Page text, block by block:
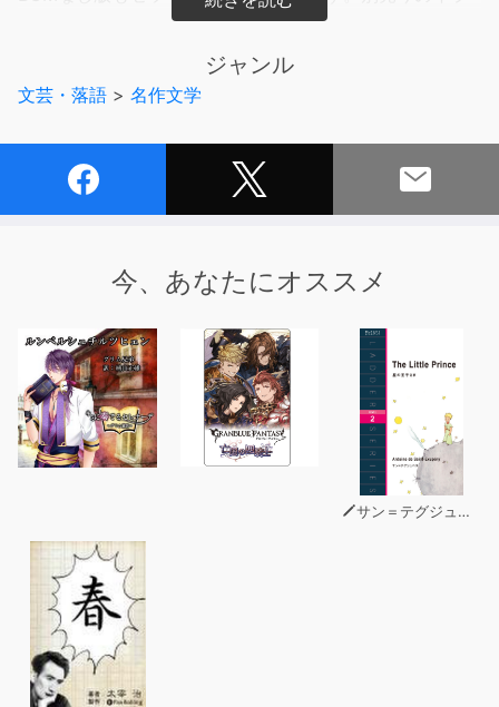
スト付き電子書籍に対応。合わせてご購入いただければ、
公式サイト http://yellow-bird.info
ジャンル
文芸・落語 > 名作文学
今、あなたにオススメ
サン＝テグジュペリ